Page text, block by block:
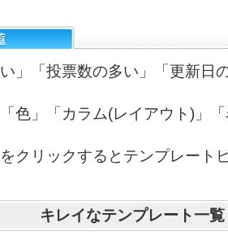
」「投票数の多い」「更新日
色」「カラム(レイアウト)」
クリックするとテンプレート
キレイなテンプレート一覧